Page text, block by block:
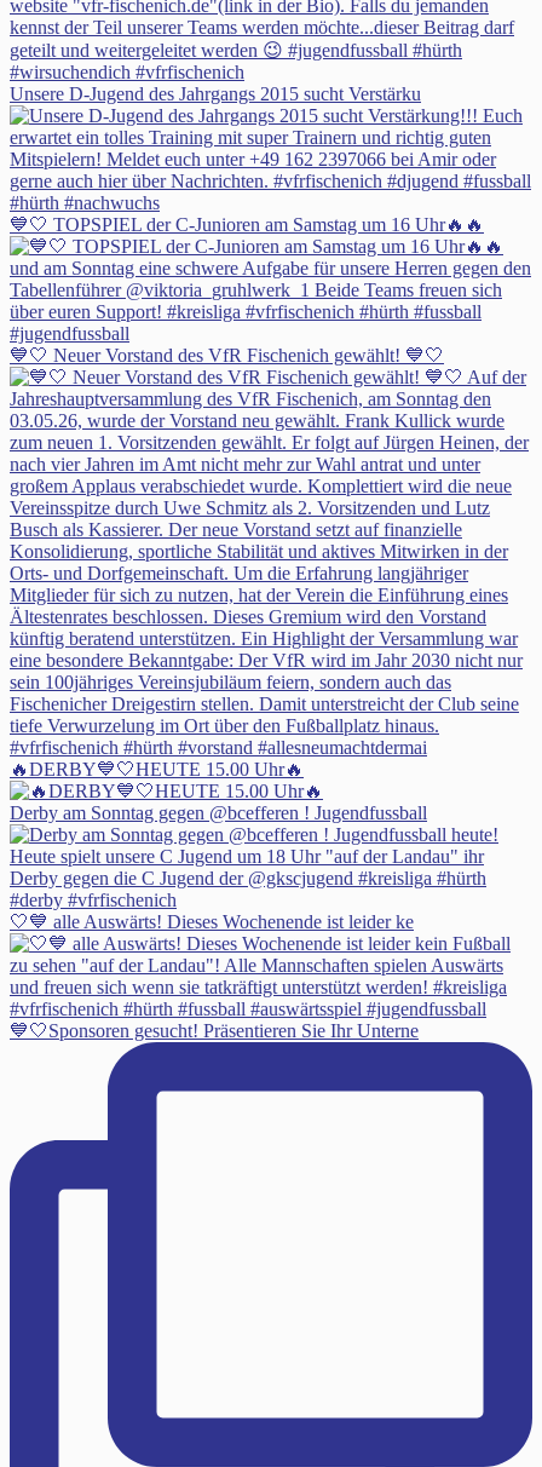
Unsere D-Jugend des Jahrgangs 2015 sucht Verstärku
💙🤍 TOPSPIEL der C-Junioren am Samstag um 16 Uhr🔥🔥
💙🤍 Neuer Vorstand des VfR Fischenich gewählt! 💙🤍
🔥DERBY💙🤍HEUTE 15.00 Uhr🔥
Derby am Sonntag gegen @bcefferen ! Jugendfussball
🤍💙 alle Auswärts! Dieses Wochenende ist leider ke
💙🤍Sponsoren gesucht! Präsentieren Sie Ihr Unterne